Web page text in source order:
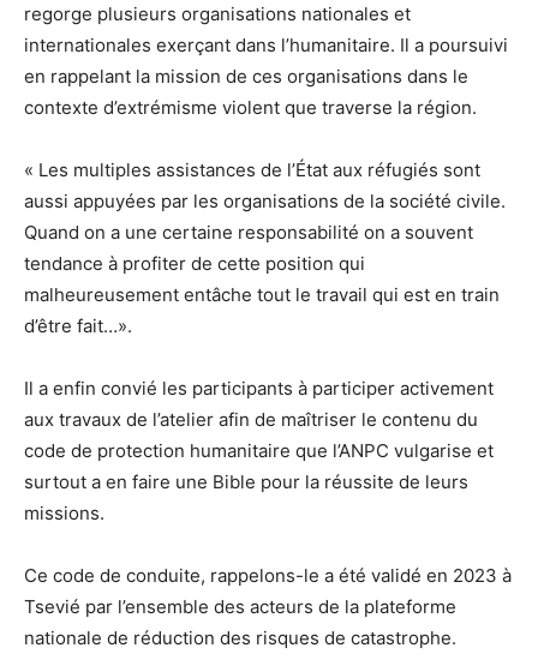
regorge plusieurs organisations nationales et
internationales exerçant dans l’humanitaire. Il a poursuivi
en rappelant la mission de ces organisations dans le
contexte d’extrémisme violent que traverse la région.
« Les multiples assistances de l’État aux réfugiés sont
aussi appuyées par les organisations de la société civile.
Quand on a une certaine responsabilité on a souvent
tendance à profiter de cette position qui
malheureusement entâche tout le travail qui est en train
d’être fait…».
Il a enfin convié les participants à participer activement
aux travaux de l’atelier afin de maîtriser le contenu du
code de protection humanitaire que l’ANPC vulgarise et
surtout a en faire une Bible pour la réussite de leurs
missions.
Ce code de conduite, rappelons-le a été validé en 2023 à
Tsevié par l’ensemble des acteurs de la plateforme
nationale de réduction des risques de catastrophe.